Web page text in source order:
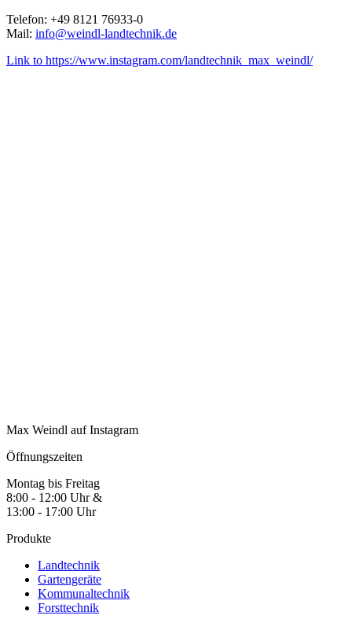
Telefon: +49 8121 76933-0
Mail: info@weindl-landtechnik.de
Link to https://www.instagram.com/landtechnik_max_weindl/
Max Weindl auf Instagram
Öffnungszeiten
Montag bis Freitag
8:00 - 12:00 Uhr &
13:00 - 17:00 Uhr
Produkte
Landtechnik
Gartengeräte
Kommunaltechnik
Forsttechnik